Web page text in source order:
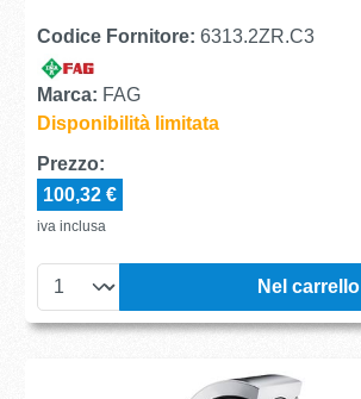
Codice Fornitore: 6313.2ZR.C3
Marca: FAG
Disponibilità limitata
Prezzo:
100,32 €
iva inclusa
Nel carrello